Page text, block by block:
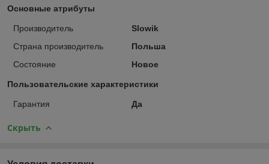
Основные атрибуты
Производитель
Slowik
Страна производитель
Польша
Состояние
Новое
Пользовательские характеристики
Гарантия Да
Скрыть